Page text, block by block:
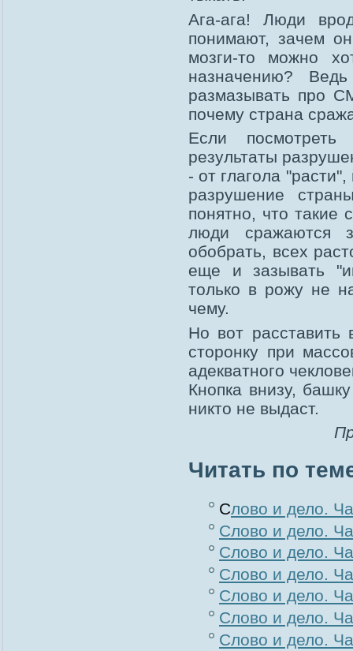
Ага-ага! Люди
понимают, зачем
мозги-то можно
назначению?
размазывать про
почему страна
Если посмотреть
результаты
- от глагола
разрушение
понятно, что такие
люди сражаются
обобрать, всех
еще и зазывать
только в рожу не
чему.
Но вот расставить
сторонку при
адекватного
Кнопка внизу,
никто не выдаст.
Читать по
Слово и дело.
Слово и дело.
Слово и дело.
Слово и дело.
Слово и дело.
Слово и дело.
Слово и дело.